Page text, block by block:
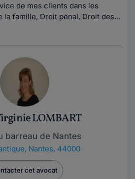
de mes clients dans les
la famille, Droit pénal, Droit des...
LOMBART
barreau de Nantes
, Nantes, 44000
cet avocat